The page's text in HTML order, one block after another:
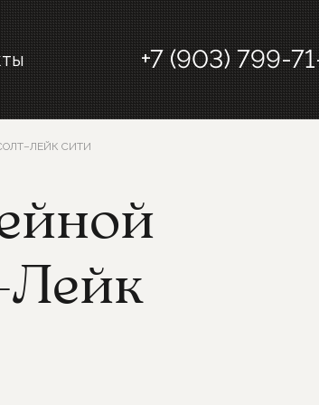
+7 (903) 799-
СИТИ